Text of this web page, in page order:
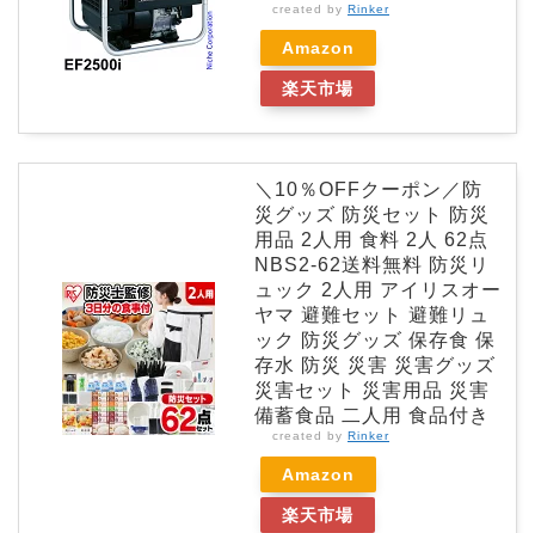
created by Rinker
Amazon
楽天市場
＼10％OFFクーポン／防
災グッズ 防災セット 防災
用品 2人用 食料 2人 62点
NBS2-62送料無料 防災リ
ュック 2人用 アイリスオー
ヤマ 避難セット 避難リュ
ック 防災グッズ 保存食 保
存水 防災 災害 災害グッズ
災害セット 災害用品 災害
備蓄食品 二人用 食品付き
created by Rinker
Amazon
楽天市場